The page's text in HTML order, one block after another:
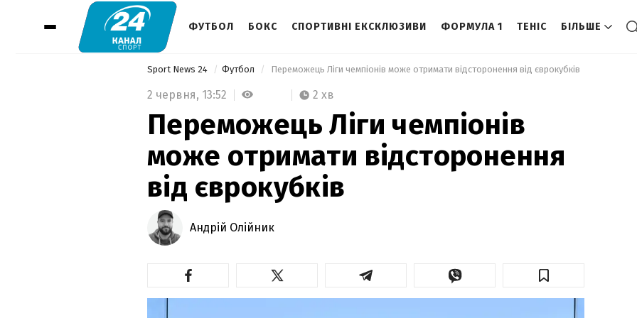
ФУТБОЛ БОКС СПОРТИВНІ ЕКСКЛЮЗИВИ ФОРМУЛА 1 ТЕНІС БІЛЬШЕ
Sport News 24 Футбол Переможець Ліги чемпіонів може отримати відсторонення від єврокубків
2 червня, 13:52 2 хв
Переможець Ліги чемпіонів
може отримати відсторонення
від єврокубків
Андрій Олійник